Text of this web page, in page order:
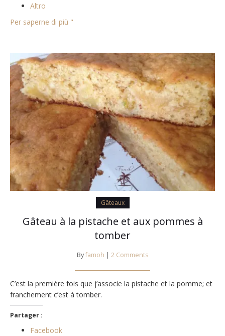
Altro
Per saperne di più "
Gâteaux
Gâteau à la pistache et aux pommes à
tomber
Byfamoh | 2 Comments
C’est la première fois que j’associe la pistache et la pomme; et
franchement c’est à tomber.
Partager :
Facebook